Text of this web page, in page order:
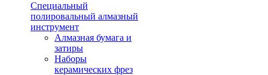
Специальный
полировальный алмазный
инструмент
Алмазная бумага и
затиры
Наборы
керамических фрез